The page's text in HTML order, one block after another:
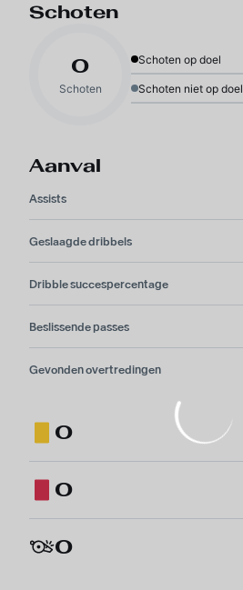
Schoten
0
Schoten
Schoten op doel
Schoten niet op doel
Aanval
Assists
Geslaagde dribbels
Dribble succespercentage
Beslissende passes
Gevonden overtredingen
0
0
0